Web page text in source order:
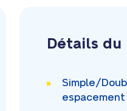
Détails du
Simple/
espacement